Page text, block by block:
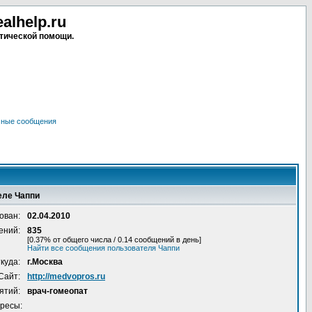
помощи.
сообщения
Чаппи
02.04.2010
835
[0.37% от общего числа / 0.14 сообщений в день]
Найти все сообщения пользователя Чаппи
г.Москва
http://medvopros.ru
врач-гомеопат